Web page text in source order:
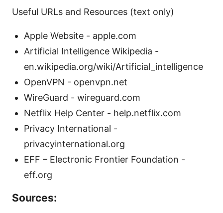
Useful URLs and Resources (text only)
Apple Website - apple.com
Artificial Intelligence Wikipedia -
en.wikipedia.org/wiki/Artificial_intelligence
OpenVPN - openvpn.net
WireGuard - wireguard.com
Netflix Help Center - help.netflix.com
Privacy International -
privacyinternational.org
EFF – Electronic Frontier Foundation -
eff.org
Sources: